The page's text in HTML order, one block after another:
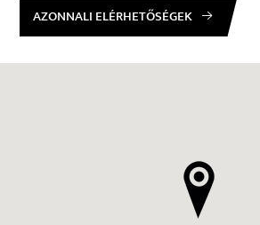
AZONNALI ELÉRHETŐSÉGEK